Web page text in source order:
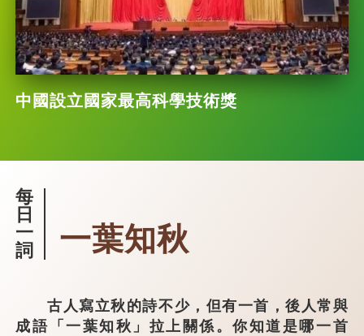
中國設立國家最高科學技術獎
每
日
一
詞
一葉知秋
古人寫立秋的詩不少，但有一首，後人常與
成語「一葉知秋」拉上關係。你知道是哪一首